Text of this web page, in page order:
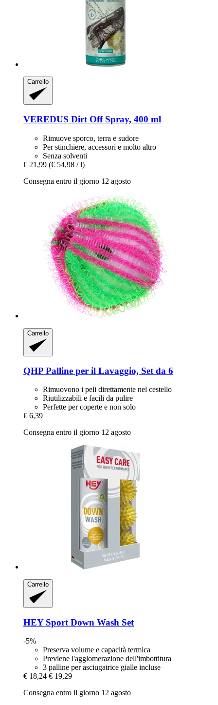
Carrello
VEREDUS Dirt Off Spray, 400 ml
Rimuove sporco, terra e sudore
Per stinchiere, accessori e molto altro
Senza solventi
€ 21,99 (€ 54,98 / l)
Consegna entro il giorno 12 agosto
Carrello
QHP Palline per il Lavaggio, Set da 6
Rimuovono i peli direttamente nel cestello
Riutilizzabili e facili da pulire
Perfette per coperte e non solo
€ 6,39
Consegna entro il giorno 12 agosto
Carrello
HEY Sport Down Wash Set
-5%
Preserva volume e capacità termica
Previene l'agglomerazione dell'imbottitura
3 palline per asciugatrice gialle incluse
€ 18,24 € 19,29
Consegna entro il giorno 12 agosto